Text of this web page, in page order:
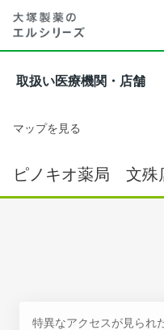
取扱い医療機関・店舗
マップを見る
ピノキオ薬局 文殊
特異なアクセスが見られ